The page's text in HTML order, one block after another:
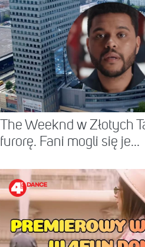
The Weeknd w Złotych
furorę. Fani mogli się je...